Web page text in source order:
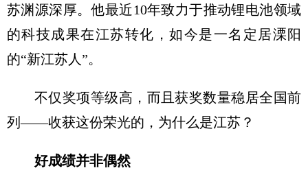
苏渊源深厚。他最近10年致力于推动锂电池领域
的科技成果在江苏转化，如今是一名定居溧阳
的“新江苏人”。
不仅奖项等级高，而且获奖数量稳居全国前
列——收获这份荣光的，为什么是江苏？
好成绩并非偶然